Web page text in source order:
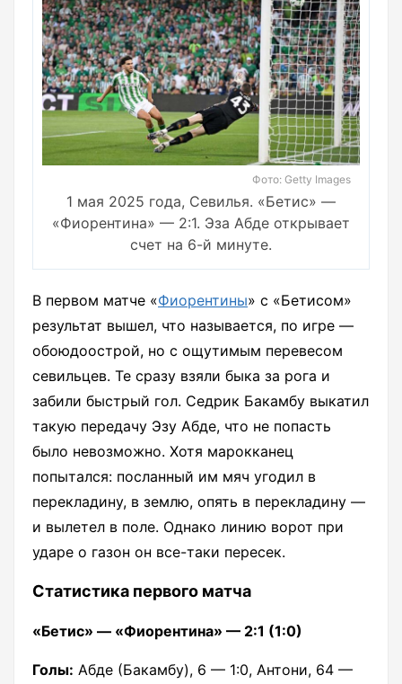
Фото: Getty Images
1 мая 2025 года, Севилья. «Бетис» —
«Фиорентина» — 2:1. Эза Абде открывает
счет на 6-й минуте.
В первом матче «Фиорентины» с «Бетисом»
результат вышел, что называется, по игре —
обоюдоострой, но с ощутимым перевесом
севильцев. Те сразу взяли быка за рога и
забили быстрый гол. Седрик Бакамбу выкатил
такую передачу Эзу Абде, что не попасть
было невозможно. Хотя марокканец
попытался: посланный им мяч угодил в
перекладину, в землю, опять в перекладину —
и вылетел в поле. Однако линию ворот при
ударе о газон он все-таки пересек.
Статистика первого матча
«Бетис» — «Фиорентина» — 2:1 (1:0)
Голы: Абде (Бакамбу), 6 — 1:0, Антони, 64 —